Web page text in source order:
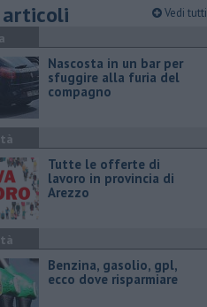
Vedi tutti
Nascosta in un bar per
sfuggire alla furia del
compagno
​Tutte le offerte di
lavoro in provincia di
Arezzo
​Benzina, gasolio, gpl,
ecco dove risparmiare